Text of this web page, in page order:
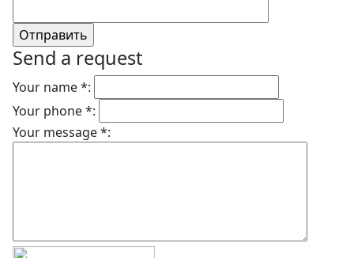
Send a request
Your name *:
Your phone *:
Your message *: